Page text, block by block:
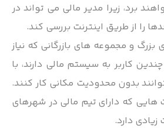
برد، زیرا مدیر مالی می تواند در
را از طریق اینترنت بررسی کند.
و مجموعه های بازرگانی که نیاز
کاربر به سیستم مالی دارند، با
بدون محدودیت مکانی کار کنند.
که دارای تیم مالی در شهرهای
دارد.